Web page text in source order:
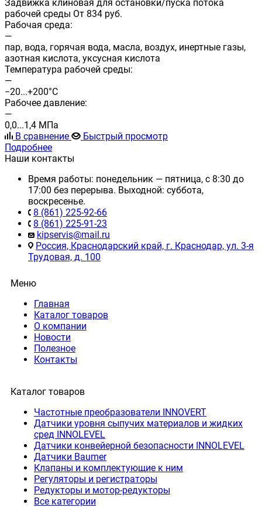
Задвижка клиновая для остановки/пуска потока
рабочей среды От 834 руб.
Рабочая среда:
—
пар, вода, горячая вода, масла, воздух, инертные газы,
азотная кислота, уксусная кислота
Температура рабочей среды:
—
−20...+200°С
Рабочее давление:
—
0,0...1,4 МПа
В сравнение
Быстрый просмотр
Подробнее
Наши контакты
Время работы: понедельник — пятница, с 8:30 до
17:00 без перерыва. Выходной: суббота,
воскресенье.
8 (861) 225-92-66
8 (861) 225-91-23
kipservis@mail.ru
Россия, Краснодарский край, г. Краснодар, ул. 3-я
Трудовая, д. 100
Меню
Главная
Каталог товаров
О компании
Новости
Полезное
Контакты
Каталог товаров
Частотные преобразователи INNOVERT
Датчики уровня сыпучих материалов и жидких
сред INNOLEVEL
Датчики конвейерной безопасности INNOLEVEL
Датчики Baumer
Клапаны и комплектующие к ним
Регуляторы и регистраторы
Редукторы и мотор-редукторы
Все категории